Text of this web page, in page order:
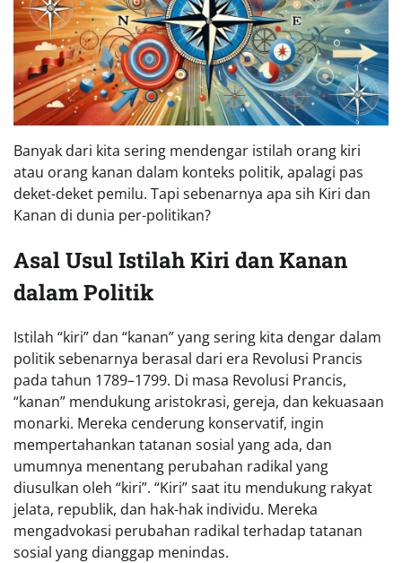
Banyak dari kita sering mendengar istilah orang kiri
atau orang kanan dalam konteks politik, apalagi pas
deket-deket pemilu. Tapi sebenarnya apa sih Kiri dan
Kanan di dunia per-politikan?
Asal Usul Istilah Kiri dan Kanan
dalam Politik
Istilah “kiri” dan “kanan” yang sering kita dengar dalam
politik sebenarnya berasal dari era Revolusi Prancis
pada tahun 1789–1799. Di masa Revolusi Prancis,
“kanan” mendukung aristokrasi, gereja, dan kekuasaan
monarki. Mereka cenderung konservatif, ingin
mempertahankan tatanan sosial yang ada, dan
umumnya menentang perubahan radikal yang
diusulkan oleh “kiri”. “Kiri” saat itu mendukung rakyat
jelata, republik, dan hak-hak individu. Mereka
mengadvokasi perubahan radikal terhadap tatanan
sosial yang dianggap menindas.